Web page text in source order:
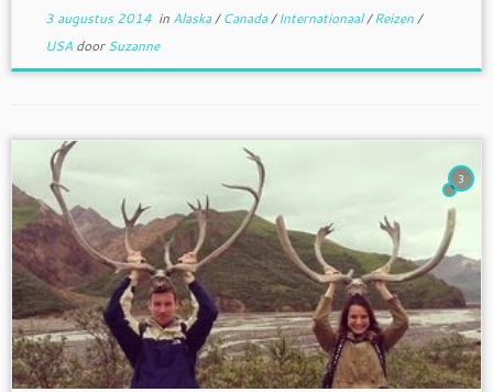
3 augustus 2014in Alaska/Canada/Internationaal/Reizen/
USA doorSuzanne
3